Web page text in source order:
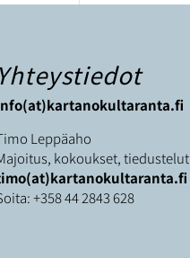
Yhteystiedot
Leppäaho
kokoukset, tiedustelut
+358 44 2843 628